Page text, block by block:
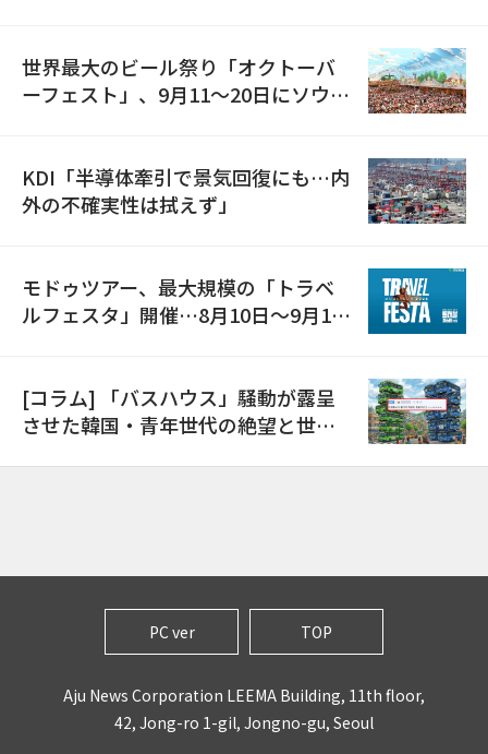
世界最大のビール祭り「オクトーバ
ーフェスト」、9月11〜20日にソウル
KDI「半導体牽引で景気回復にも…内
外の不確実性は拭えず」
モドゥツアー、最大規模の「トラベ
ルフェスタ」開催…8月10日～9月11
[コラム] 「バスハウス」騒動が露呈
させた韓国・青年世代の絶望と世代
PC ver TOP
Aju News Corporation LEEMA Building, 11th floor,
42, Jong-ro 1-gil, Jongno-gu, Seoul